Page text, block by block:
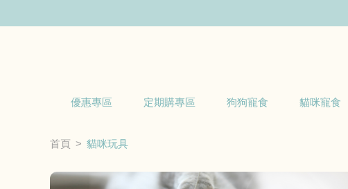
優惠專區 定期購專區 狗狗寵食 貓咪寵食
首頁 貓咪玩具